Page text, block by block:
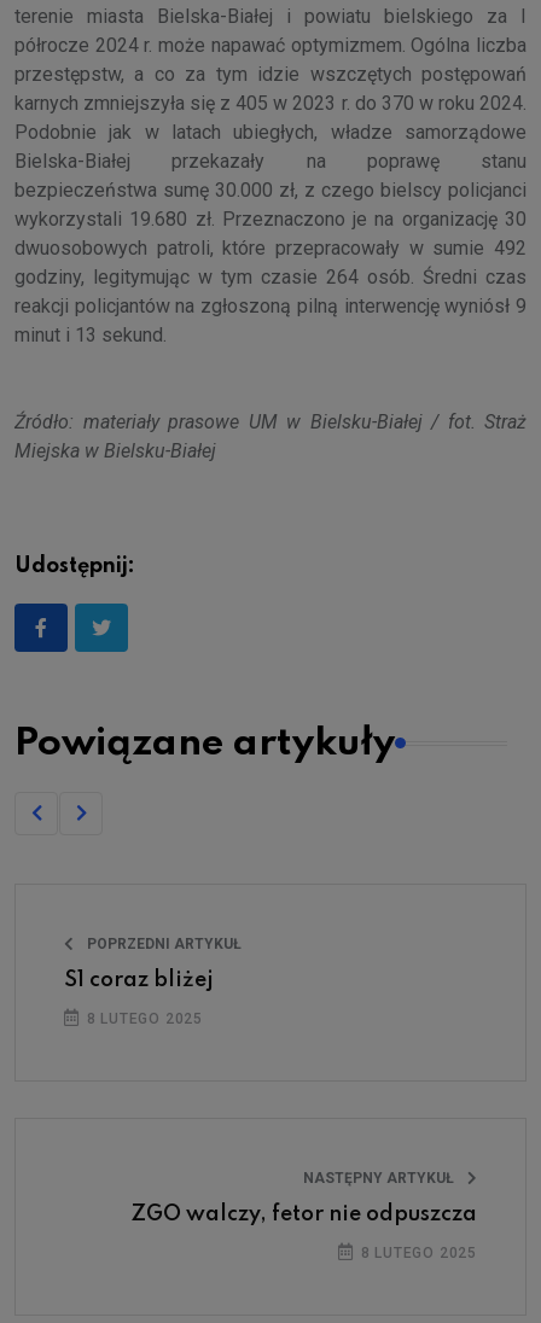
terenie miasta Bielska-Białej i powiatu bielskiego za I
półrocze 2024 r. może napawać optymizmem. Ogólna liczba
przestępstw, a co za tym idzie wszczętych postępowań
karnych zmniejszyła się z 405 w 2023 r. do 370 w roku 2024.
Podobnie jak w latach ubiegłych, władze samorządowe
Bielska-Białej przekazały na poprawę stanu
bezpieczeństwa sumę 30.000 zł, z czego bielscy policjanci
wykorzystali 19.680 zł. Przeznaczono je na organizację 30
dwuosobowych patroli, które przepracowały w sumie 492
godziny, legitymując w tym czasie 264 osób. Średni czas
reakcji policjantów na zgłoszoną pilną interwencję wyniósł 9
minut i 13 sekund.
Źródło: materiały prasowe UM w Bielsku-Białej / fot. Straż
Miejska w Bielsku-Białej
Udostępnij:
Powiązane artykuły
POPRZEDNI ARTYKUŁ
S1 coraz bliżej
8 LUTEGO 2025
NASTĘPNY ARTYKUŁ
ZGO walczy, fetor nie odpuszcza
8 LUTEGO 2025